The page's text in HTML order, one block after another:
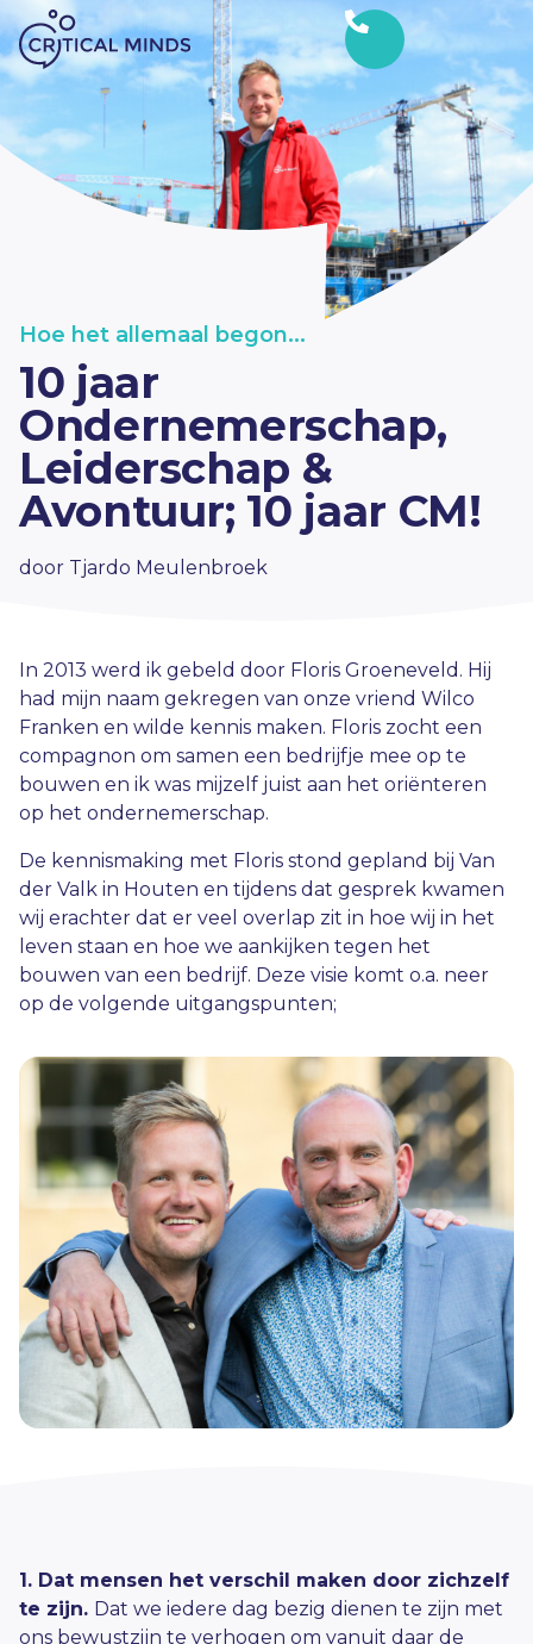
Ga naar de inhoud
Hoe het allemaal begon...
10 jaar
Ondernemerschap,
Leiderschap &
Avontuur; 10 jaar CM!
door Tjardo Meulenbroek
In 2013 werd ik gebeld door Floris Groeneveld. Hij
had mijn naam gekregen van onze vriend Wilco
Franken en wilde kennis maken. Floris zocht een
compagnon om samen een bedrijfje mee op te
bouwen en ik was mijzelf juist aan het oriënteren
op het ondernemerschap.
De kennismaking met Floris stond gepland bij Van
der Valk in Houten en tijdens dat gesprek kwamen
wij erachter dat er veel overlap zit in hoe wij in het
leven staan en hoe we aankijken tegen het
bouwen van een bedrijf. Deze visie komt o.a. neer
op de volgende uitgangspunten;
1. Dat mensen het verschil maken door zichzelf
te zijn. Dat we iedere dag bezig dienen te zijn met
ons bewustzijn te verhogen om vanuit daar de